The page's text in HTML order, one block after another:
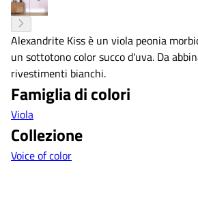
Alexandrite Kiss è un viola peonia
un sottotono color succo d'uva. Da
rivestimenti bianchi.
Famiglia di colori
Viola
Collezione
Voice of color